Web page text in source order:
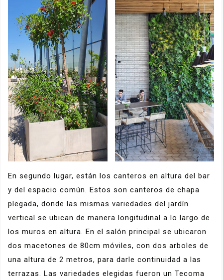
En segundo lugar, están los canteros en altura del bar
y del espacio común. Estos son canteros de chapa
plegada, donde las mismas variedades del jardín
vertical se ubican de manera longitudinal a lo largo de
los muros en altura. En el salón principal se ubicaron
dos macetones de 80cm móviles, con dos arboles de
una altura de 2 metros, para darle continuidad a las
terrazas. Las variedades elegidas fueron un Tecoma